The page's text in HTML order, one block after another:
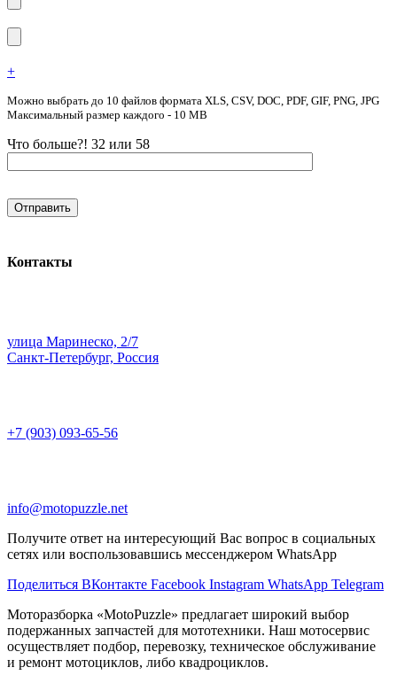
+
Можно выбрать до 10 файлов формата XLS, CSV, DOC, PDF, GIF, PNG, JPG
Максимальный размер каждого - 10 MB
Что больше?! 32 или 58
Контакты
улица Маринеско, 2/7
Санкт-Петербург, Россия
+7 (903) 093-65-56
info@motopuzzle.net
Получите ответ на интересующий Вас вопрос в социальных
сетях или воспользовавшись мессенджером WhatsApp
Поделиться ВКонтакте Facebook Instagram WhatsApp Telegram
Моторазборка «MotoPuzzle» предлагает широкий выбор
подержанных запчастей для мототехники. Наш мотосервис
осуществляет подбор, перевозку, техническое обслуживание
и ремонт мотоциклов, либо квадроциклов.